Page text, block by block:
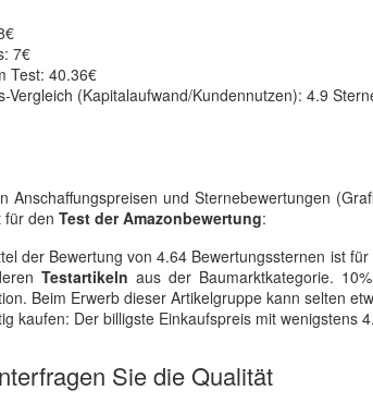
7€
Test: 40.36€
Vergleich (Kapitalaufwand/Kundennutzen): 4.9
Anschaffungspreisen und Sternebewertungen
für den Test der Amazonbewertung:
der Bewertung von 4.64 Bewertungssternen ist
Testartikeln aus der Baumarktkategorie.
Beim Erwerb dieser Artikelgruppe kann selten
kaufen: Der billigste Einkaufspreis mit wenigstens
Sie die Qualität